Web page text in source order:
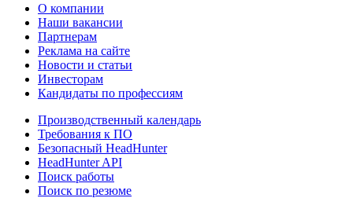
О компании
Наши вакансии
Партнерам
Реклама на сайте
Новости и статьи
Инвесторам
Кандидаты по профессиям
Производственный календарь
Требования к ПО
Безопасный HeadHunter
HeadHunter API
Поиск работы
Поиск по резюме